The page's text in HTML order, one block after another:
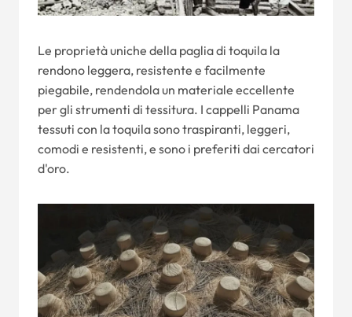
Le proprietà uniche della paglia di toquila la
rendono leggera, resistente e facilmente
piegabile, rendendola un materiale eccellente
per gli strumenti di tessitura. I cappelli Panama
tessuti con la toquila sono traspiranti, leggeri,
comodi e resistenti, e sono i preferiti dai cercatori
d'oro.